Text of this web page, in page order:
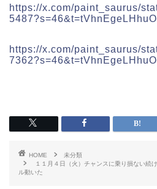
https://x.com/paint_saurus/
https://x.com/paint_saurus/
HOME
未分類
１１月４日（火）チャンスに乗り損ない続
ル動いた